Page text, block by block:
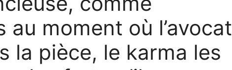
au moment où l’avocat
la pièce, le karma les